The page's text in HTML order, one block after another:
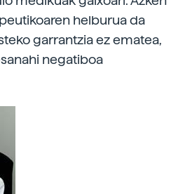
helburua da
garrantzia ez ematea,
negatiboa